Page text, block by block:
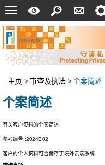
菜
单
速
指
南
索
络
我
定
主页 > 审查及执法 >个案简述
个案简述
有关客户资料的个案简述
参考编号.:2024E02
客户的个人资料可否储存于境外云端系统